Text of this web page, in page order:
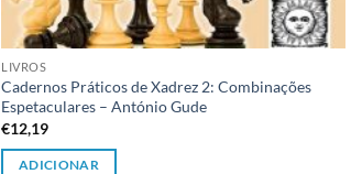
LIVROS
Cadernos Práticos de Xadrez 2: Combinações
Espetaculares – António Gude
€12,19
ADICIONAR